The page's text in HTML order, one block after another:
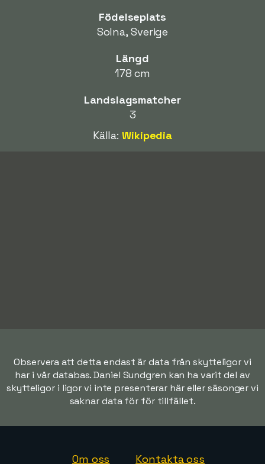
Födelseplats
Solna, Sverige
Längd
178 cm
Landslagsmatcher
3
Källa:Wikipedia
Observera att detta endast är data från skytteligor vi
har i vår databas. Daniel Sundgren kan ha varit del av
skytteligor i ligor vi inte presenterar här eller säsonger vi
saknar data för för tillfället.
Om oss Kontakta oss